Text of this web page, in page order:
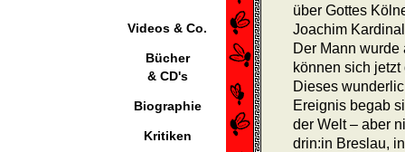
Videos & Co.
Bücher
& CD's
Biographie
Kritiken
über Gottes
Joachim
Der Mann
können sich
Dieses
Ereignis begab
der Welt – aber
drin:in Breslau,